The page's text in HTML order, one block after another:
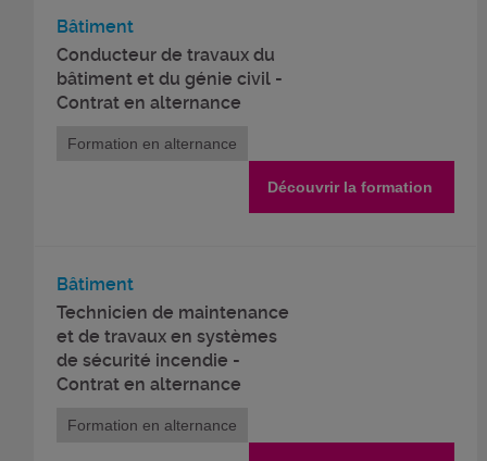
Bâtiment
Conducteur de travaux du
bâtiment et du génie civil -
Contrat en alternance
Formation en alternance
Découvrir la formation
Bâtiment
Technicien de maintenance
et de travaux en systèmes
de sécurité incendie -
Contrat en alternance
Formation en alternance